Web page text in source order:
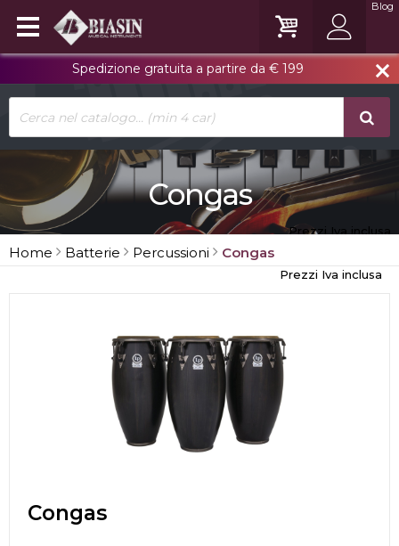
close
Spedizione gratuita a partire da € 199
Blog
Congas
Prezzi Iva inclusa
Home Batterie Percussioni Congas
Prezzi Iva inclusa
Congas